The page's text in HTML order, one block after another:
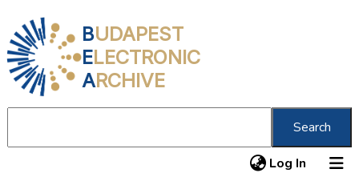
BUDAPEST
ELECTRONIC
ARCHIVE
Search
Log In (current)